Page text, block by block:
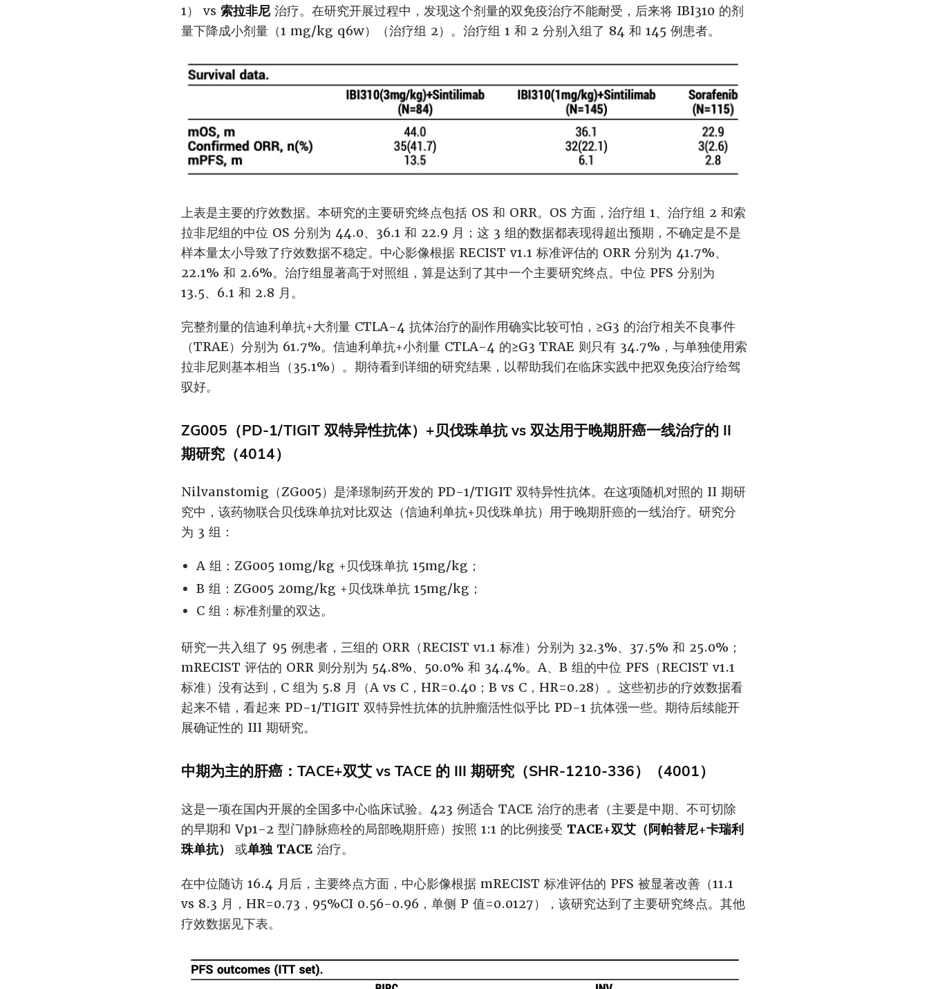
1） vs 索拉非尼治疗。在研究开展过程中，发现这个剂量的双免疫治疗不能耐受，后来将 IBI310 的剂
量下降成小剂量（1 mg/kg q6w）（治疗组 2）。治疗组 1 和 2 分别入组了 84 和 145 例患者。
上表是主要的疗效数据。本研究的主要研究终点包括 OS 和 ORR。OS 方面，治疗组 1、治疗组 2 和索
拉非尼组的中位 OS 分别为 44.0、36.1 和 22.9 月；这 3 组的数据都表现得超出预期，不确定是不是
样本量太小导致了疗效数据不稳定。中心影像根据 RECIST v1.1 标准评估的 ORR 分别为 41.7%、
22.1% 和 2.6%。治疗组显著高于对照组，算是达到了其中一个主要研究终点。中位 PFS 分别为
13.5、6.1 和 2.8 月。
完整剂量的信迪利单抗+大剂量 CTLA-4 抗体治疗的副作用确实比较可怕，≥G3 的治疗相关不良事件
（TRAE）分别为 61.7%。信迪利单抗+小剂量 CTLA-4 的≥G3 TRAE 则只有 34.7%，与单独使用索
拉非尼则基本相当（35.1%）。期待看到详细的研究结果，以帮助我们在临床实践中把双免疫治疗给驾
驭好。
ZG005（PD-1/TIGIT 双特异性抗体）+贝伐珠单抗 vs 双达用于晚期肝癌一线治疗的 II
期研究（4014）
Nilvanstomig（ZG005）是泽璟制药开发的 PD-1/TIGIT 双特异性抗体。在这项随机对照的 II 期研
究中，该药物联合贝伐珠单抗对比双达（信迪利单抗+贝伐珠单抗）用于晚期肝癌的一线治疗。研究分
为 3 组：
A 组：ZG005 10mg/kg +贝伐珠单抗 15mg/kg；
B 组：ZG005 20mg/kg +贝伐珠单抗 15mg/kg；
C 组：标准剂量的双达。
研究一共入组了 95 例患者，三组的 ORR（RECIST v1.1 标准）分别为 32.3%、37.5% 和 25.0%；
mRECIST 评估的 ORR 则分别为 54.8%、50.0% 和 34.4%。A、B 组的中位 PFS（RECIST v1.1
标准）没有达到，C 组为 5.8 月（A vs C，HR=0.40；B vs C，HR=0.28）。这些初步的疗效数据看
起来不错，看起来 PD-1/TIGIT 双特异性抗体的抗肿瘤活性似乎比 PD-1 抗体强一些。期待后续能开
展确证性的 III 期研究。
中期为主的肝癌：TACE+双艾 vs TACE 的 III 期研究（SHR-1210-336）（4001）
这是一项在国内开展的全国多中心临床试验。423 例适合 TACE 治疗的患者（主要是中期、不可切除
的早期和 Vp1-2 型门静脉癌栓的局部晚期肝癌）按照 1:1 的比例接受 TACE+双艾（阿帕替尼+卡瑞利
珠单抗）
或单独 TACE 治疗。
在中位随访 16.4 月后，主要终点方面，中心影像根据 mRECIST 标准评估的 PFS 被显著改善（11.1
vs 8.3 月，HR=0.73，95%CI 0.56-0.96，单侧 P 值=0.0127），该研究达到了主要研究终点。其他
疗效数据见下表。